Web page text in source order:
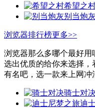
希望之
别当炮灰
浏览器排行榜更多>>
浏览器那么多哪个最好
选出优质的给你来选择，
有名吧，选一款来上网冲
骑士对
迪